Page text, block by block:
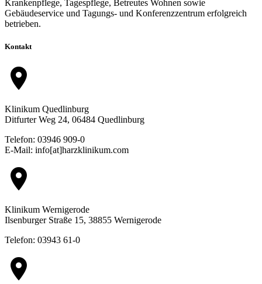
Krankenpflege, Tagespflege, Betreutes Wohnen sowie
Gebäudeservice und Tagungs- und Konferenzzentrum erfolgreich
betrieben.
Kontakt
location_on
Klinikum Quedlinburg
Ditfurter Weg 24, 06484 Quedlinburg
Telefon: 03946 909-0
E-Mail: info[at]harzklinikum.com
location_on
Klinikum Wernigerode
Ilsenburger Straße 15, 38855 Wernigerode
Telefon: 03943 61-0
location_on